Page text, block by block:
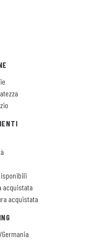
acquistata
acquistata
Germania